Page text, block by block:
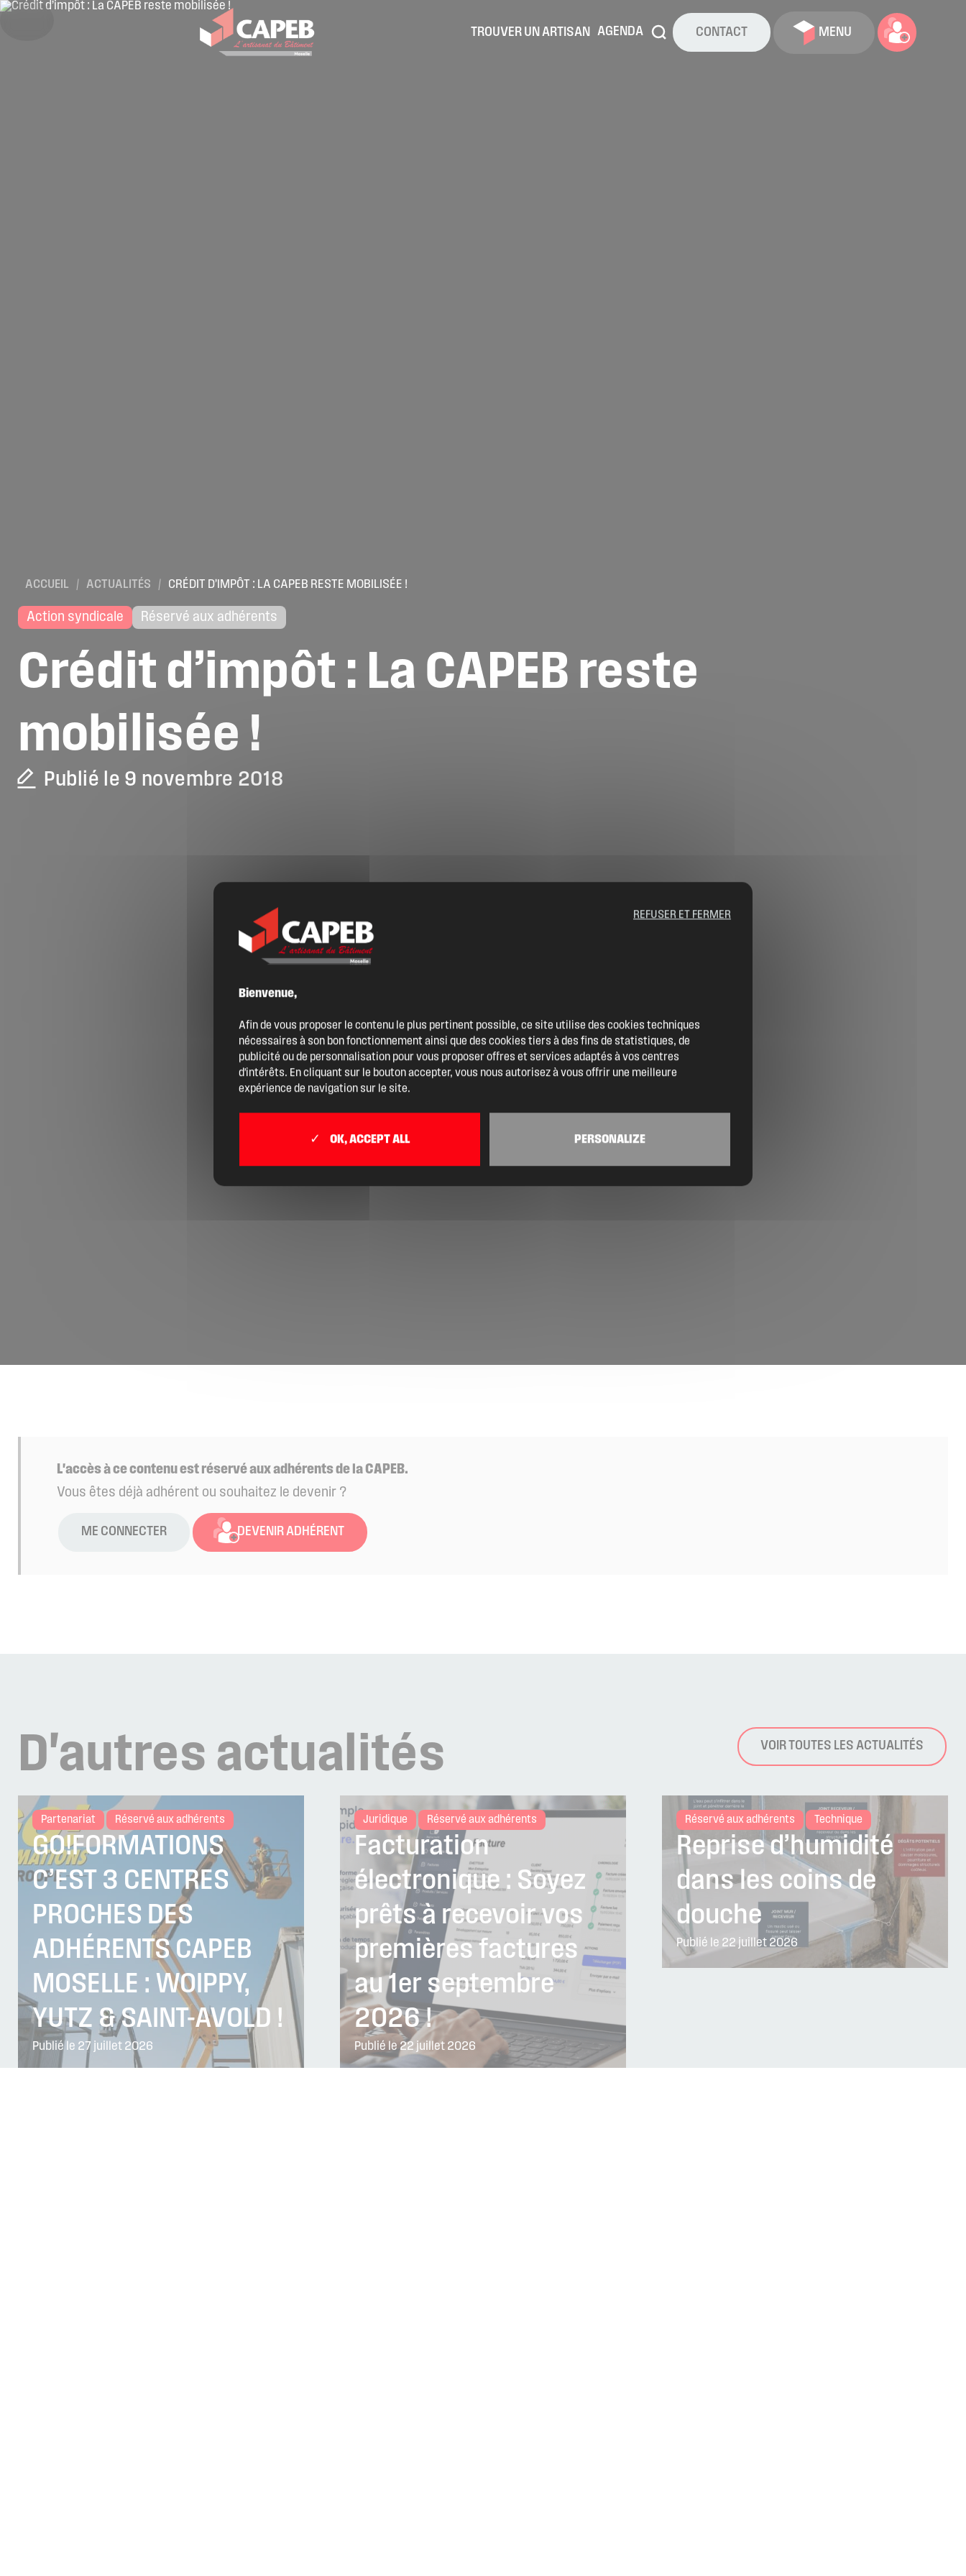
TROUVER UN ARTISAN AGENDA CONTACT MENU
Nos services
Actualités
Boîte à outils
Boutique
Location de salles
Trouver un artisan
Devenir adhérent
Espace adhérent
Billetterie
ACCUEIL / ACTUALITÉS / CRÉDIT D’IMPÔT : LA CAPEB RESTE MOBILISÉE !
Action syndicale Réservé aux adhérents
Crédit d’impôt : La CAPEB reste
mobilisée !
Publié le 9 novembre 2018
L'accès à ce contenu est réservé aux adhérents de la CAPEB.
Vous êtes déjà adhérent ou souhaitez le devenir ?
ME CONNECTER DEVENIR ADHÉRENT
D'autres actualités VOIR TOUTES LES ACTUALITÉS
Partenariat Réservé aux adhérents
GO!FORMATIONS
C’EST 3 CENTRES
PROCHES DES
ADHÉRENTS CAPEB
MOSELLE : WOIPPY,
YUTZ & SAINT-AVOLD !
Publié le 27 juillet 2026
Juridique Réservé aux adhérents
Facturation
électronique : Soyez
prêts à recevoir vos
premières factures
au 1er septembre
2026 !
Publié le 22 juillet 2026
Réservé aux adhérents Technique
Reprise d’humidité
dans les coins de
douche
Publié le 22 juillet 2026
Bienvenue,
Afin de vous proposer le contenu le plus pertinent possible, ce site utilise des cookies techniques
nécessaires à son bon fonctionnement ainsi que des cookies tiers à des fins de statistiques, de
publicité ou de personnalisation pour vous proposer offres et services adaptés à vos centres
d'intérêts. En cliquant sur le bouton accepter, vous nous autorisez à vous offrir une meilleure
expérience de navigation sur le site.
OK, ACCEPT ALL
REFUSER ET FERMER
PERSONALIZE